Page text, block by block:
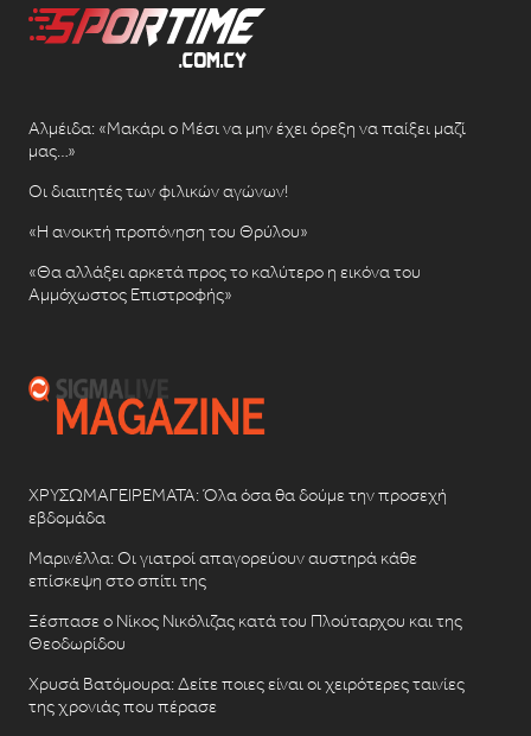
Αλμέιδα: «Μακάρι ο Μέσι να μην έχει όρεξη να παίξει μαζί
μας…»
Οι διαιτητές των φιλικών αγώνων!
«Η ανοικτή προπόνηση του Θρύλου»
«Θα αλλάξει αρκετά προς το καλύτερο η εικόνα του
Αμμόχωστος Επιστροφής»
ΧΡΥΣΩΜΑΓΕΙΡΕΜΑΤΑ: Όλα όσα θα δούμε την προσεχή
εβδομάδα
Μαρινέλλα: Οι γιατροί απαγορεύουν αυστηρά κάθε
επίσκεψη στο σπίτι της
Ξέσπασε ο Νίκος Νικόλιζας κατά του Πλούταρχου και της
Θεοδωρίδου
Χρυσά Βατόμουρα: Δείτε ποιες είναι οι χειρότερες ταινίες
της χρονιάς που πέρασε